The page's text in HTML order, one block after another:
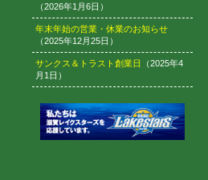
（2026年1月6日）
年末年始の営業・休業のお知らせ
（2025年12月25日）
サンクス＆トラスト創業日
（2025年4
月1日）